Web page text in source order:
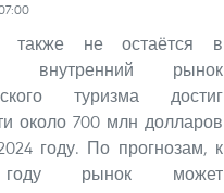
также не остаётся в
внутренний рынок
туризма достиг
около 700 млн долларов
году. По прогнозам, к
рынок может